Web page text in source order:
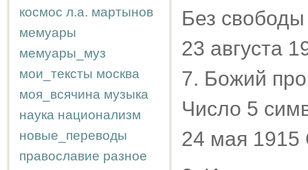
космос л.а. мартынов
мемуары
мемуары_муз
мои_тексты москва
моя_всячина музыка
наука национализм
новые_переводы
православие разное
Без
23 августа
7. Божий
Число 5
24 мая